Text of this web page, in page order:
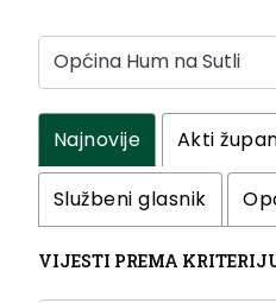
Najnovije Akti
Službeni glasnik
VIJESTI PREMA